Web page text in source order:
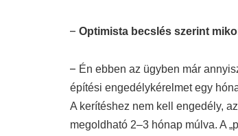
– Optimista becslés szerint
– Én ebben az ügyben már
építési engedélykérelmet egy
A kerítéshez nem kell engedély,
megoldható 2–3 hónap múlva. A